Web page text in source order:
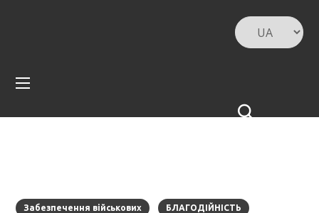
Забезпечення військових БЛАГОДІЙНІСТЬ